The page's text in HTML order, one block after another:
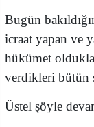
Bugün
icraat yapan ve
hükümet
verdikleri bütün
Üstel şöyle